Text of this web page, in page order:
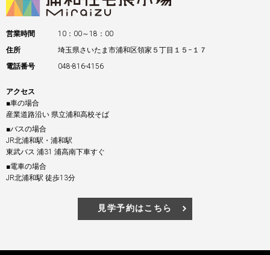
営業時間
10：00～18：00
住所
埼玉県さいたま市浦和区領家５丁目１５−１７
電話番号
048-816-4156
アクセス
■車の場合
産業道路沿い 県立浦和高校そば
■バスの場合
JR北浦和駅・浦和駅
東武バス 浦31 浦高南下車すぐ
■電車の場合
JR北浦和駅 徒歩13分
見学予約はこちら